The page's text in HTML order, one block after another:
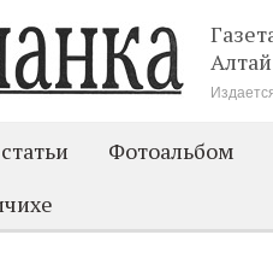
Фотоальбом